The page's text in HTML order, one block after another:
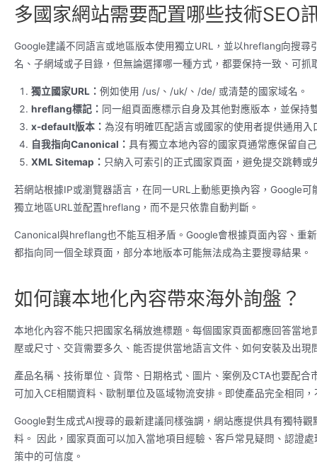
多國家網站需要配置哪些技術SEO
Google建議不同語言或地區版本使用獨立URL，並以hreflang向搜
名、子網域或子目錄，但無論選擇哪一種方式，都要保持一致、可抓
獨立國家URL： 例如使用 /us/、/uk/、/de/ 或清楚的國家域名。
hreflang標記： 同一組頁面應標示自身及其他對應版本，並保持
x-default版本： 為沒有明確匹配語言或國家的使用者提供通用入
自我指向Canonical： 具有獨立本地內容的國家頁通常應保留自
XML Sitemap： 只納入可索引的正式國家頁面，避免提交跳轉或
若網站根據IP或瀏覽器語言，在同一URL上動態更換內容，Google
獨立地區URL並配置hreflang，而不是只依靠自動判斷。
Canonical與hreflang也不能互相矛盾。Google會根據頁面內容、重
都指向同一個全球頁面，部分本地版本可能無法成為主要搜尋結果。
如何讓本地化內容帶來海外詢盤？
本地化內容不能只把國家名稱放進標題。每個國家頁面都應回答當
壓或尺寸、交貨需要多久、能否提供當地語言文件、如何安裝及出現
產品名稱、技術單位、貨幣、日期格式、圖片、案例及CTA也要配
可加入CE相關資料、歐制單位及區域物流安排。即使產品完全相同
Google對生成式AI搜尋的最新建議同樣強調，網站應提供具有獨特
料。 因此，國家頁面可以加入當地項目經驗、客戶常見疑問、認證
策中的可信度。